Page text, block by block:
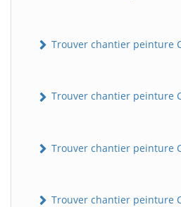
Trouver chantier peinture
Trouver chantier peinture
Trouver chantier peinture
Trouver chantier peinture